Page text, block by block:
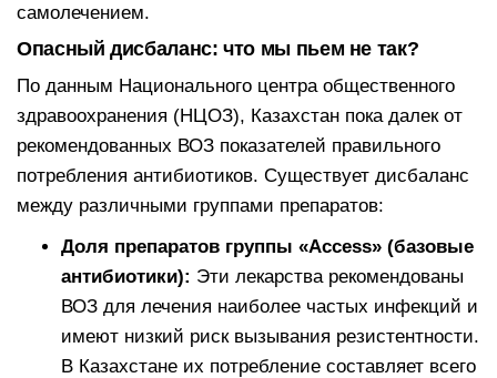
самолечением.
Опасный дисбаланс: что мы пьем не так?
По данным Национального центра общественного
здравоохранения (НЦОЗ), Казахстан пока далек от
рекомендованных ВОЗ показателей правильного
потребления антибиотиков. Существует дисбаланс
между различными группами препаратов:
Доля препаратов группы «Access» (базовые
антибиотики): Эти лекарства рекомендованы
ВОЗ для лечения наиболее частых инфекций и
имеют низкий риск вызывания резистентности.
В Казахстане их потребление составляет всего